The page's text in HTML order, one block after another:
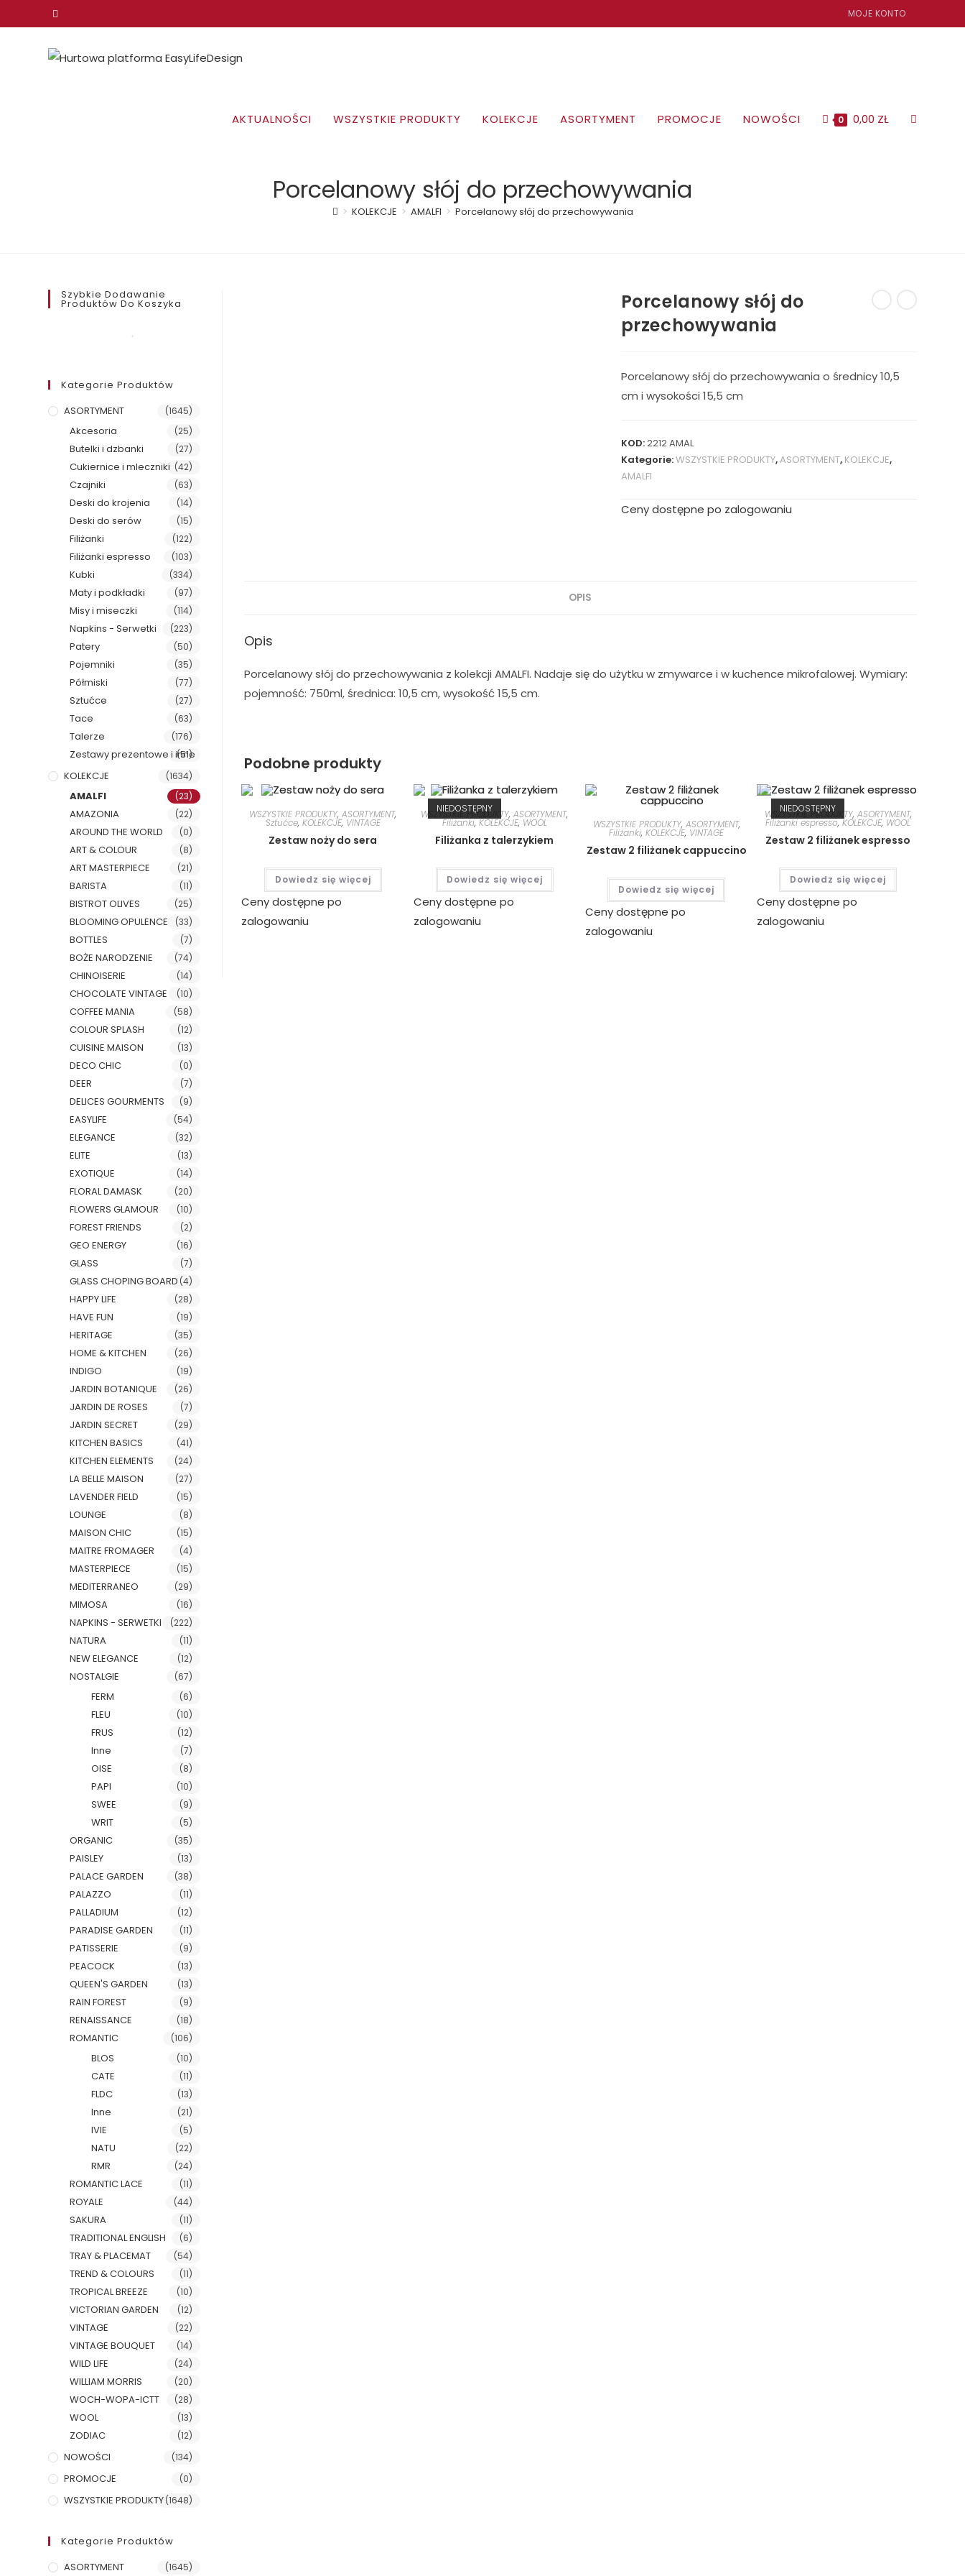
treści
MOJE KONTO
AKTUALNOŚCI WSZYSTKIE PRODUKTY KOLEKCJE ASORTYMENT PROMOCJE NOWOŚCI 0 0,00 ZŁ TOGGLE
Porcelanowy słój do przechowywania
> KOLEKCJE > AMALFI > Porcelanowy słój do przechowywania
Porcelanowy słój do
przechowywania
Porcelanowy słój do przechowywania o średnicy 10,5
cm i wysokości 15,5 cm
KOD:2212 AMAL
Kategorie:WSZYSTKIE PRODUKTY,ASORTYMENT, KOLEKCJE,
AMALFI
Ceny dostępne po zalogowaniu
OPIS
Opis
Porcelanowy słój do przechowywania z kolekcji AMALFI. Nadaje się do użytku w zmywarce i w kuchence mikrofalowej. Wymiary:
pojemność: 750ml, średnica: 10,5 cm, wysokość 15,5 cm.
Podobne produkty
WSZYSTKIE PRODUKTY,ASORTYMENT,
Sztućce, KOLEKCJE, VINTAGE
Zestaw noży do sera
Dowiedz się więcej
Ceny dostępne po
zalogowaniu
NIEDOSTĘPNY
WSZYSTKIE PRODUKTY,ASORTYMENT,
Filiżanki,KOLEKCJE, WOOL
Filiżanka z talerzykiem
Dowiedz się więcej
Ceny dostępne po
zalogowaniu
WSZYSTKIE PRODUKTY, ASORTYMENT,
Filiżanki,KOLEKCJE, VINTAGE
Zestaw 2 filiżanek cappuccino
Dowiedz się więcej
Ceny dostępne po
zalogowaniu
NIEDOSTĘPNY
WSZYSTKIE PRODUKTY, ASORTYMENT,
Filiżanki espresso,KOLEKCJE, WOOL
Zestaw 2 filiżanek espresso
Dowiedz się więcej
Ceny dostępne po
zalogowaniu
Szybkie Dodawanie
Produktów Do Koszyka
Kategorie Produktów
ASORTYMENT
(1645)
Akcesoria (25)
Butelki i dzbanki (27)
Cukiernice i mleczniki (42)
Czajniki (63)
Deski do krojenia (14)
Deski do serów (15)
Filiżanki (122)
Filiżanki espresso (103)
Kubki (334)
Maty i podkładki (97)
Misy i miseczki (114)
Napkins - Serwetki (223)
Patery (50)
Pojemniki (35)
Półmiski (77)
Sztućce (27)
Tace (63)
Talerze (176)
Zestawy prezentowe i inne
(51)
KOLEKCJE (1634)
AMALFI (23)
AMAZONIA (22)
AROUND THE WORLD (0)
ART & COLOUR (8)
ART MASTERPIECE (21)
BARISTA (11)
BISTROT OLIVES (25)
BLOOMING OPULENCE (33)
BOTTLES (7)
BOŻE NARODZENIE (74)
CHINOISERIE (14)
CHOCOLATE VINTAGE (10)
COFFEE MANIA (58)
COLOUR SPLASH (12)
CUISINE MAISON (13)
DECO CHIC (0)
DEER (7)
DELICES GOURMENTS (9)
EASYLIFE (54)
ELEGANCE (32)
ELITE (13)
EXOTIQUE (14)
FLORAL DAMASK (20)
FLOWERS GLAMOUR (10)
FOREST FRIENDS (2)
GEO ENERGY (16)
GLASS (7)
GLASS CHOPING BOARD (4)
HAPPY LIFE (28)
HAVE FUN (19)
HERITAGE (35)
HOME & KITCHEN (26)
INDIGO (19)
JARDIN BOTANIQUE (26)
JARDIN DE ROSES (7)
JARDIN SECRET (29)
KITCHEN BASICS (41)
KITCHEN ELEMENTS (24)
LA BELLE MAISON (27)
LAVENDER FIELD (15)
LOUNGE (8)
MAISON CHIC (15)
MAITRE FROMAGER (4)
MASTERPIECE (15)
MEDITERRANEO (29)
MIMOSA (16)
NAPKINS - SERWETKI (222)
NATURA (11)
NEW ELEGANCE (12)
NOSTALGIE (67)
FERM (6)
FLEU (10)
FRUS (12)
Inne (7)
OISE (8)
PAPI (10)
SWEE (9)
WRIT (5)
ORGANIC (35)
PAISLEY (13)
PALACE GARDEN (38)
PALAZZO (11)
PALLADIUM (12)
PARADISE GARDEN (11)
PATISSERIE (9)
PEACOCK (13)
QUEEN'S GARDEN (13)
RAIN FOREST (9)
RENAISSANCE (18)
ROMANTIC (106)
BLOS (10)
CATE (11)
FLDC (13)
Inne (21)
IVIE (5)
NATU (22)
RMR (24)
ROMANTIC LACE (11)
ROYALE (44)
SAKURA (11)
TRADITIONAL ENGLISH (6)
TRAY & PLACEMAT (54)
TREND & COLOURS (11)
TROPICAL BREEZE (10)
VICTORIAN GARDEN (12)
VINTAGE (22)
VINTAGE BOUQUET (14)
WILD LIFE (24)
WILLIAM MORRIS (20)
WOCH-WOPA-ICTT (28)
WOOL (13)
ZODIAC (12)
NOWOŚCI (134)
PROMOCJE (0)
WSZYSTKIE PRODUKTY(1648)
Kategorie Produktów
ASORTYMENT
(1645)